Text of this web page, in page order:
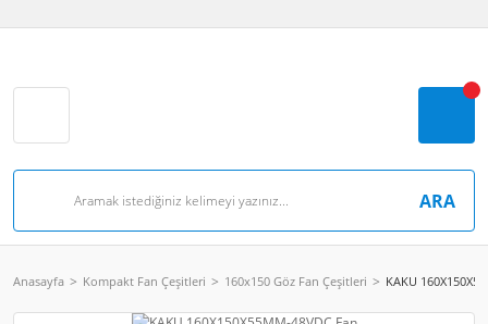
ARA
Anasayfa Kompakt Fan Çeşitleri 160x150 Göz Fan Çeşitleri KAKU